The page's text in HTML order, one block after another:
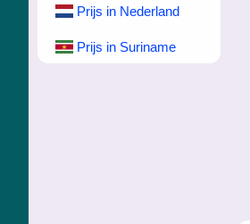
Prijs in Nederland
Prijs in Suriname